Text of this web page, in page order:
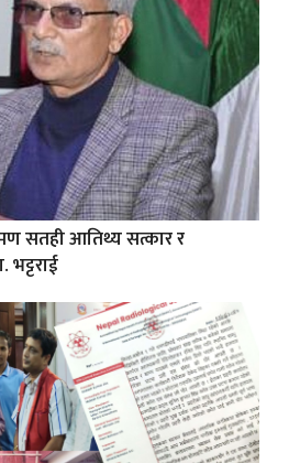
सतही आतिथ्य सत्कार र
भट्टराई